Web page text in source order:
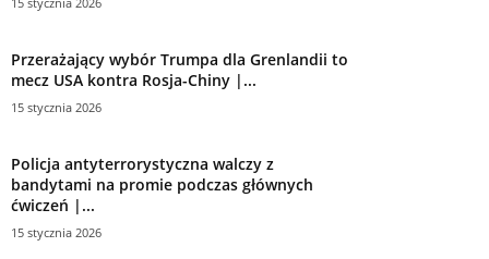
Przerażający wybór Trumpa dla Grenlandii to
mecz USA kontra Rosja-Chiny |...
15 stycznia 2026
Policja antyterrorystyczna walczy z
bandytami na promie podczas głównych
ćwiczeń |...
15 stycznia 2026